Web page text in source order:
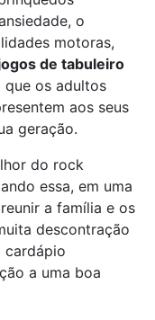
o
motoras,
de tabuleiro
que os adultos
aos seus
geração.
do rock
essa, em uma
a família e os
descontração
cardápio
a uma boa